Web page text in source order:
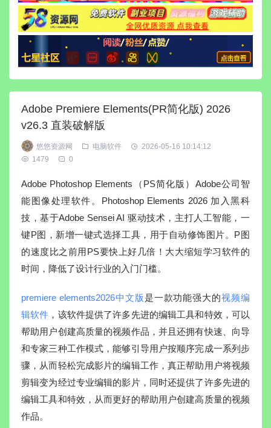
Adobe Premiere Elements(PR简化版) 2026
v26.3 直装破解版
悠悠资源网 电脑软件
2026-05-16 10:14:12
1479
0
Adobe Photoshop Elements（PS简化版）Adobe公司智
能图像处理软件。Photoshop Elements 2026 加入黑科
技，基于Adobe Sensei AI 驱动技术，主打人工智能，一
键P图，新增一键式选择工具，用于自动修饰图片。P图
的速度比之前用PS要快上好几倍！大大缩短学习软件的
时间，降低了设计行业的入门门槛。
premiere elements2026中文版是一款功能强大的视频编
辑软件 ，该软件提供了许多先进的编辑工具和特效，可以
帮助用户创建高质量的视频作品，并且还拥有快速、向导
和专家三种工作模式，能够引导用户按顺序完成一系列步
骤，从而轻松完成影片的编辑工作，真正帮助用户将视频
剪辑变为经过专业编辑的影片，同时还提供了许多先进的
编辑工具和特效，从而更好的帮助用户创建高质量的视频
作品。